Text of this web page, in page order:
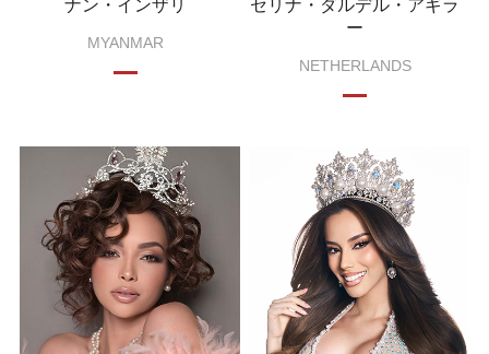
ナン・インザリ
MYANMAR
セリナ・ダルデル・アギラ
ー
NETHERLANDS